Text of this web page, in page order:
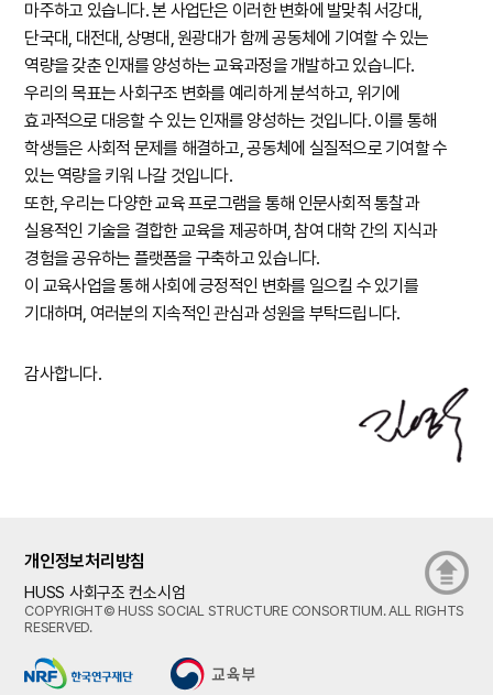
마주하고 있습니다. 본 사업단은 이러한 변화에 발맞춰 서강대,
단국대, 대전대, 상명대, 원광대가 함께 공동체에 기여할 수 있는
역량을 갖춘 인재를 양성하는 교육과정을 개발하고 있습니다.
우리의 목표는 사회구조 변화를 예리하게 분석하고, 위기에
효과적으로 대응할 수 있는 인재를 양성하는 것입니다. 이를 통해
학생들은 사회적 문제를 해결하고, 공동체에 실질적으로 기여할 수
있는 역량을 키워 나갈 것입니다.
또한, 우리는 다양한 교육 프로그램을 통해 인문사회적 통찰과
실용적인 기술을 결합한 교육을 제공하며, 참여 대학 간의 지식과
경험을 공유하는 플랫폼을 구축하고 있습니다.
이 교육사업을 통해 사회에 긍정적인 변화를 일으킬 수 있기를
기대하며, 여러분의 지속적인 관심과 성원을 부탁드립니다.
감사합니다.
개인정보처리방침
HUSS 사회구조 컨소시엄
COPYRIGHT© HUSS SOCIAL STRUCTURE CONSORTIUM. ALL RIGHTS
RESERVED.